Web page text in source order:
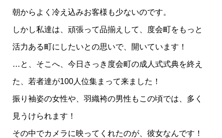
朝からよく冷え込みお客様も少ないのです。
しかし私達は、頑張って品揃えして、度会町をもっと
活力ある町にしたいとの思いで、開いています！
…と、そこへ、今日さっき度会町の成人式式典を終え
た、若者達が100人位集まって来ました！
振り袖姿の女性や、羽織袴の男性もこの頃では、多く
見うけられます！
その中でカメラに映ってくれたのが、彼女なんです！